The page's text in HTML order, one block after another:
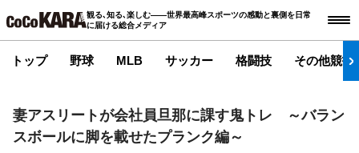
観る､知る､楽しむ――世界最高峰スポーツの感動と裏側を日常
に届ける総合メディア
トップ 野球 MLB サッカー 格闘技 その他競技
妻アスリートが会社員旦那に課す鬼トレ ～バラン
スボールに脚を載せたプランク編～